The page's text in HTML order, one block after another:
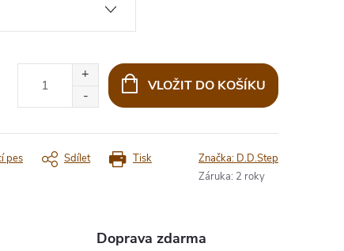
VLOŽIT DO KOŠÍKU
Tisk
pes Sdílet Značka: D.D.Step
Záruka: 2 roky
Doprava zdarma